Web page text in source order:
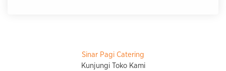
Sinar Pagi Catering
Kunjungi Toko Kami